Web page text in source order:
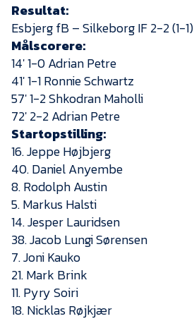
Resultat:
Esbjerg fB – Silkeborg IF 2-2 (1-1)
Målscorere:
14′ 1-0 Adrian Petre
41′ 1-1 Ronnie Schwartz
57′ 1-2 Shkodran Maholli
72′ 2-2 Adrian Petre
Startopstilling:
16. Jeppe Højbjerg
40. Daniel Anyembe
8. Rodolph Austin
5. Markus Halsti
14. Jesper Lauridsen
38. Jacob Lungi Sørensen
7. Joni Kauko
21. Mark Brink
11. Pyry Soiri
18. Nicklas Røjkjær